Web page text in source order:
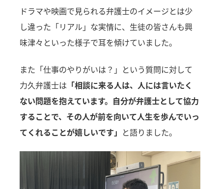
ドラマや映画で見られる弁護士のイメージとは少
し違った「リアル」な実情に、生徒の皆さんも興
味津々といった様子で耳を傾けていました。
また「仕事のやりがいは？」という質問に対して
力久弁護士は 「相談に来る人は、人には言いたく
ない問題を抱えています。自分が弁護士として協力
することで、その人が前を向いて人生を歩んでいっ
てくれることが嬉しいです」 と語りました。